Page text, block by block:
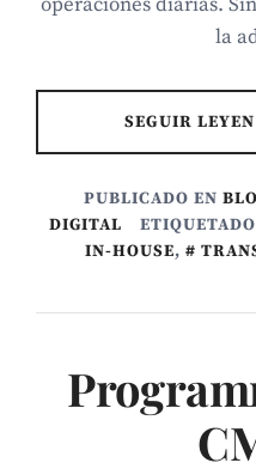
la
SEGUIR
PUBLICADO EN
DIGITAL
IN-HOUSE,